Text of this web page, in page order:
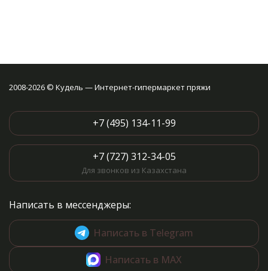
2008-2026 © Кудель — Интернет-гипермаркет пряжи
+7 (495) 134-11-99
+7 (727) 312-34-05
Для звонков из Казахстана
Написать в мессенджеры:
Написать в Telegram
Написать в MAX